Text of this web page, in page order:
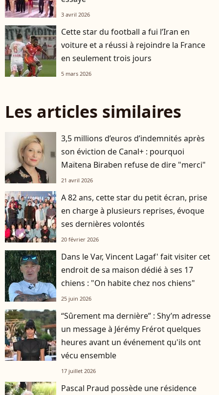
3 avril 2026
Cette star du football a fui l’Iran en
voiture et a réussi à rejoindre la France
en seulement trois jours
5 mars 2026
Les articles similaires
3,5 millions d’euros d’indemnités après
son éviction de Canal+ : pourquoi
Maïtena Biraben refuse de dire "merci"
21 avril 2026
A 82 ans, cette star du petit écran, prise
en charge à plusieurs reprises, évoque
ses dernières volontés
20 février 2026
Dans le Var, Vincent Lagaf' fait visiter cet
endroit de sa maison dédié à ses 17
chiens : "On habite chez nos chiens"
25 juin 2026
“Sûrement ma dernière” : Shy’m adresse
un message à Jérémy Frérot quelques
heures avant un événement qu'ils ont
vécu ensemble
17 juillet 2026
Pascal Praud possède une résidence